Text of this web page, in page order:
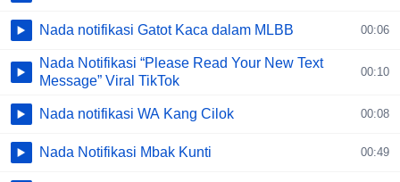
Nada notifikasi Gatot Kaca dalam MLBB 00:06
Nada Notifikasi “Please Read Your New Text
Message” Viral TikTok
00:10
Nada notifikasi WA Kang Cilok 00:08
Nada Notifikasi Mbak Kunti 00:49